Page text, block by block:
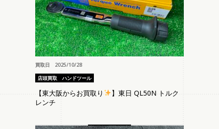
買取日 2025/10/28
店頭買取
ハンドツール
【東大阪からお買取り
】東日 QL50N トルク
レンチ